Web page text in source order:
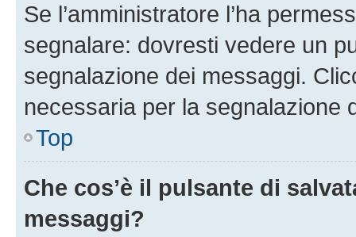
Se l’amministratore l’ha
segnalare: dovresti vedere un
segnalazione dei messaggi.
necessaria per la segnalazione
Top
Che cos’è il pulsante di
messaggi?